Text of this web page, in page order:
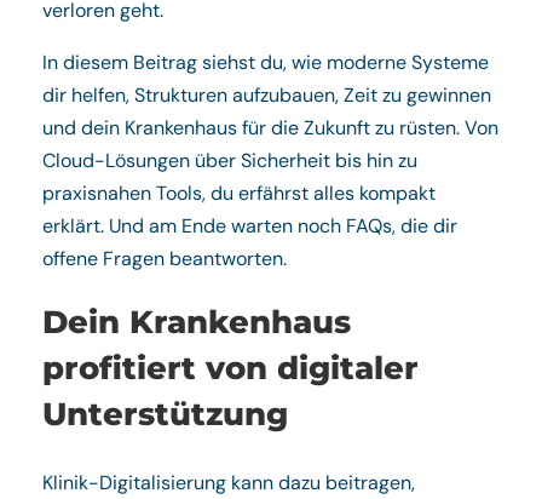
verloren geht.
In diesem Beitrag siehst du, wie moderne Systeme
dir helfen, Strukturen aufzubauen, Zeit zu gewinnen
und dein Krankenhaus für die Zukunft zu rüsten. Von
Cloud-Lösungen über Sicherheit bis hin zu
praxisnahen Tools, du erfährst alles kompakt
erklärt. Und am Ende warten noch FAQs, die dir
offene Fragen beantworten.
Dein Krankenhaus
profitiert von digitaler
Unterstützung
Klinik-Digitalisierung kann dazu beitragen,